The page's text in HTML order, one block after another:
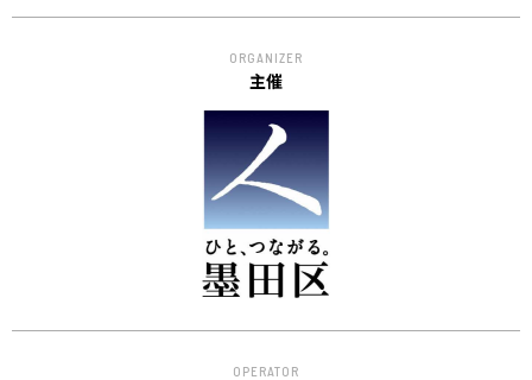
ORGANIZER
主催
OPERATOR